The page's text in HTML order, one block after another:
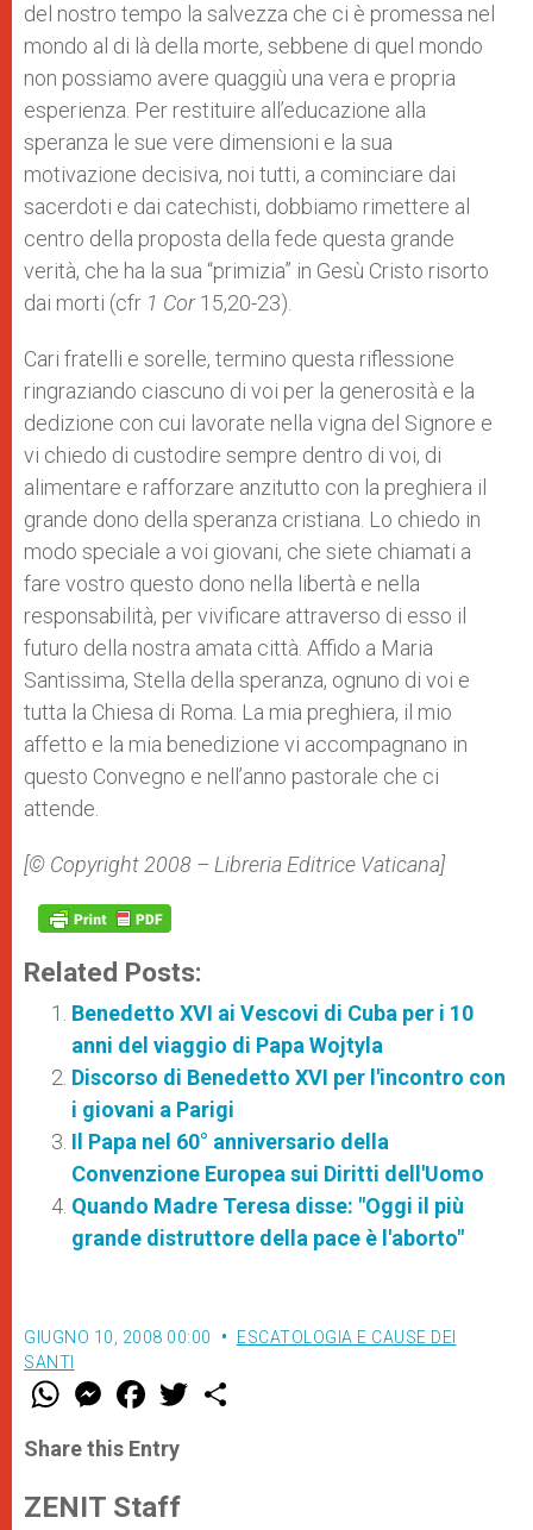
del nostro tempo la salvezza che ci è promessa nel
mondo al di là della morte, sebbene di quel mondo
non possiamo avere quaggiù una vera e propria
esperienza. Per restituire all’educazione alla
speranza le sue vere dimensioni e la sua
motivazione decisiva, noi tutti, a cominciare dai
sacerdoti e dai catechisti, dobbiamo rimettere al
centro della proposta della fede questa grande
verità, che ha la sua “primizia” in Gesù Cristo risorto
dai morti (cfr 1 Cor15,20-23).
Cari fratelli e sorelle, termino questa riflessione
ringraziando ciascuno di voi per la generosità e la
dedizione con cui lavorate nella vigna del Signore e
vi chiedo di custodire sempre dentro di voi, di
alimentare e rafforzare anzitutto con la preghiera il
grande dono della speranza cristiana. Lo chiedo in
modo speciale a voi giovani, che siete chiamati a
fare vostro questo dono nella libertà e nella
responsabilità, per vivificare attraverso di esso il
futuro della nostra amata città. Affido a Maria
Santissima, Stella della speranza, ognuno di voi e
tutta la Chiesa di Roma. La mia preghiera, il mio
affetto e la mia benedizione vi accompagnano in
questo Convegno e nell’anno pastorale che ci
attende.
[© Copyright 2008 – Libreria Editrice Vaticana]
Related Posts:
Benedetto XVI ai Vescovi di Cuba per i 10
anni del viaggio di Papa Wojtyla
Discorso di Benedetto XVI per l'incontro con
i giovani a Parigi
Il Papa nel 60° anniversario della
Convenzione Europea sui Diritti dell'Uomo
Quando Madre Teresa disse: "Oggi il più
grande distruttore della pace è l'aborto"
GIUGNO 10, 2008 00:00
ESCATOLOGIA E CAUSE DEI
SANTI
W
t
s
p
p
M
e
s
e
g
e
F
a
e
b
o
k
w
Share this Entry
ZENIT Staff